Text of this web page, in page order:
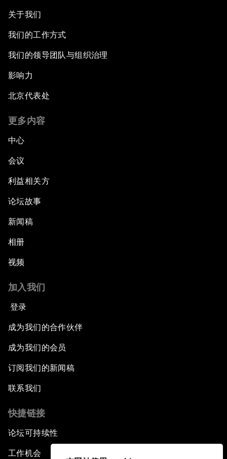
关于我们
我们的工作方式
我们的领导团队与组织治理
影响力
北京代表处
更多内容
中心
会议
利益相关方
论坛故事
新闻稿
相册
视频
加入我们
登录
成为我们的合作伙伴
成为我们的会员
订阅我们的新闻稿
联系我们
快捷链接
论坛可持续性
工作机会